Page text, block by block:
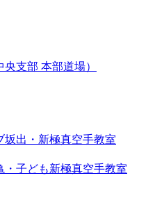
支部 本部道場）
坂出・新極真空手教室
・子ども新極真空手教室